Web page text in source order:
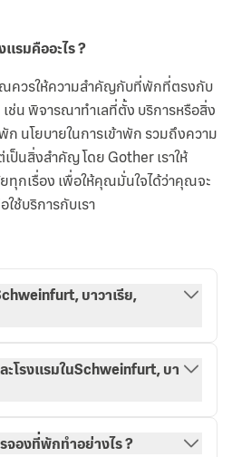
รมคืออะไร ?
ควรให้ความสำคัญกับที่พักที่ตรงกับ
ช่น พิจารณาทำเลที่ตั้ง บริการหรือสิ่ง
นโยบายในการเข้าพัก รวมถึงความ
นสิ่งสำคัญ โดย Gother เราให้
กเรื่อง เพื่อให้คุณมั่นใจได้ว่าคุณจะ
ช้บริการกับเรา
บาวาเรีย,
โรงแรมในSchweinfurt, บา
จองที่พักทำอย่างไร ?